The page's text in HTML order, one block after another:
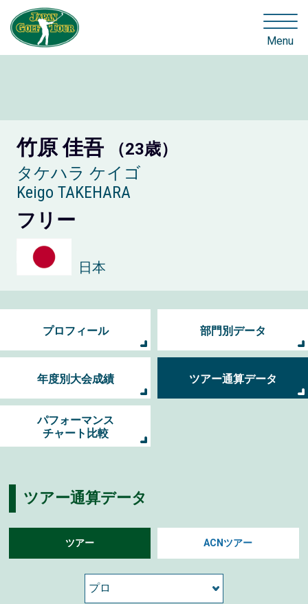
Menu
竹原 佳吾
（23歳）
タケハラ ケイゴ
Keigo TAKEHARA
フリー
日本
プロフィール 部門別データ
年度別大会成績 ツアー通算データ
パフォーマンス
チャート比較
ツアー通算データ
ツアー ACNツアー